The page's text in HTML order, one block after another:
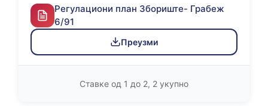
Регулациони план Збориште- Грабеж
6/91
Преузми
Ставке од 1 до 2, 2 укупно